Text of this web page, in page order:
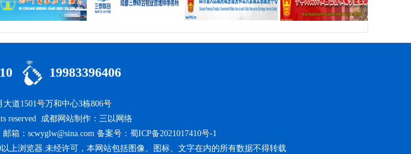
19983396406
道1501号万和中心3栋806号
reserved 成都网站制作： 三以网络
箱：scwyglw@sina.com 备案号：蜀ICP备2021017410号-1
上浏览器.未经许可，本网站包括图像、图标、文字在内的所有数据不得转载